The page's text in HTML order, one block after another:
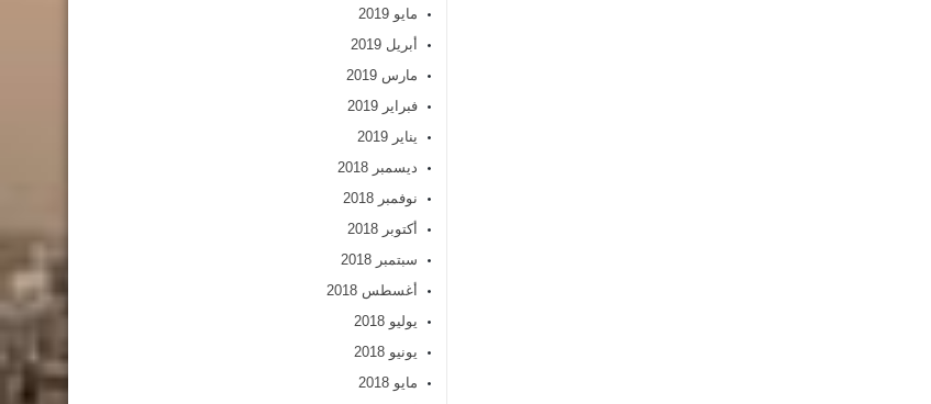
مايو 2019
أبريل 2019
مارس 2019
فبراير 2019
يناير 2019
ديسمبر 2018
نوفمبر 2018
أكتوبر 2018
سبتمبر 2018
أغسطس 2018
يوليو 2018
يونيو 2018
مايو 2018